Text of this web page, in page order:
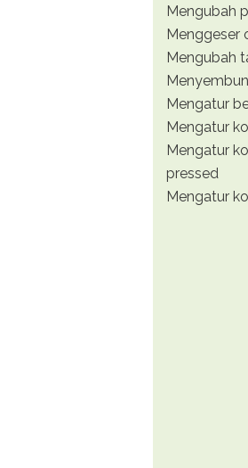
Mengubah
Menggeser
Mengubah
Mengatur
Mengatur
Mengatur
pressed
Mengatur